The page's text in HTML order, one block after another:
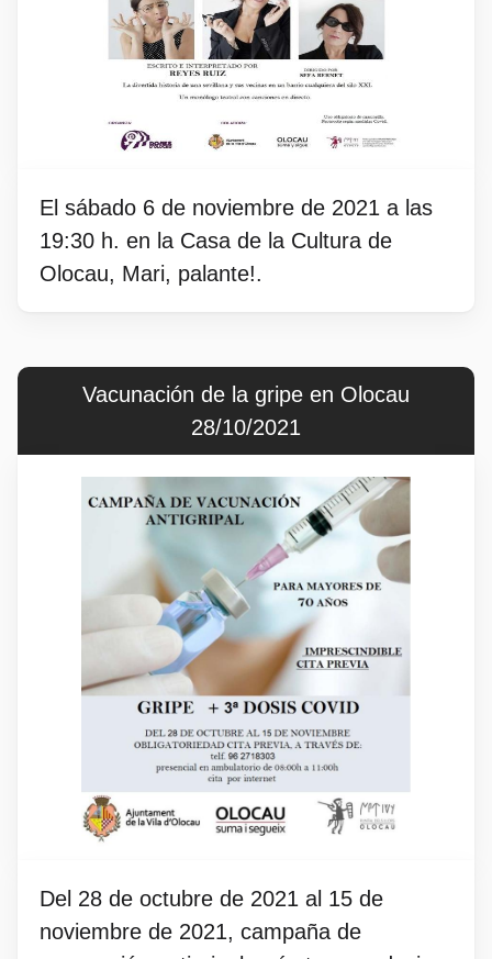
El sábado 6 de noviembre de 2021 a las
19:30 h. en la Casa de la Cultura de
Olocau, Mari, palante!.
Vacunación de la gripe en Olocau
28/10/2021
Del 28 de octubre de 2021 al 15 de
noviembre de 2021, campaña de